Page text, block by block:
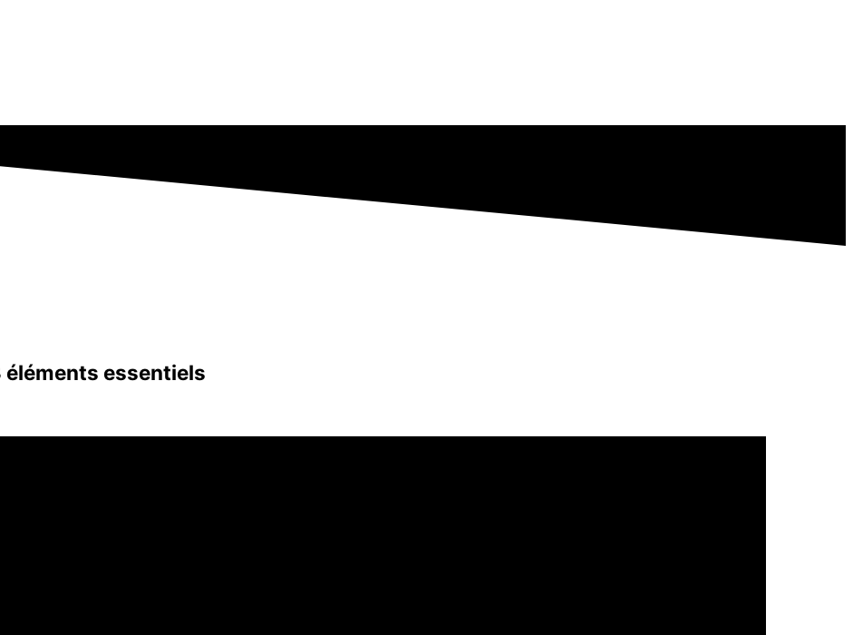
éléments essentiels